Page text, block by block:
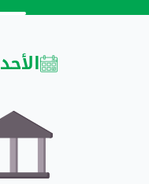
الأحد 9-8-2026 الموافق 25 صفر 1448